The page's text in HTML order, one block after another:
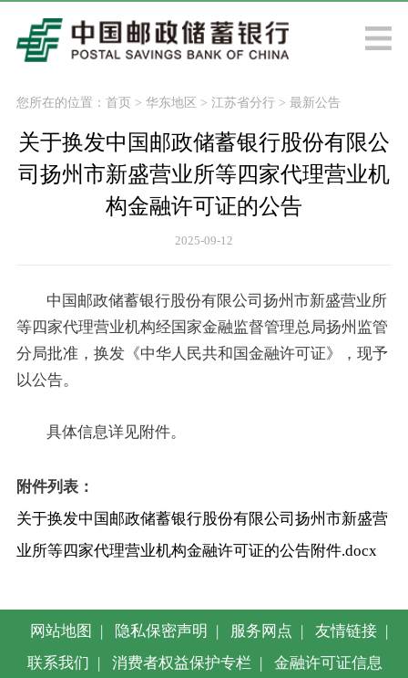
您所在的位置： 首页> 华东地区 > 江苏省分行> 最新公告
关于换发中国邮政储蓄银行股份有限公
司扬州市新盛营业所等四家代理营业机
构金融许可证的公告
2025-09-12
中国邮政储蓄银行股份有限公司扬州市新盛营业所
等四家代理营业机构经国家金融监督管理总局扬州监管
分局批准，换发《中华人民共和国金融许可证》，现予
以公告。
具体信息详见附件。
附件列表：
关于换发中国邮政储蓄银行股份有限公司扬州市新盛营
业所等四家代理营业机构金融许可证的公告附件.docx
网站地图 隐私保密声明 服务网点 友情链接
联系我们
消费者权益保护专栏 金融许可证信息